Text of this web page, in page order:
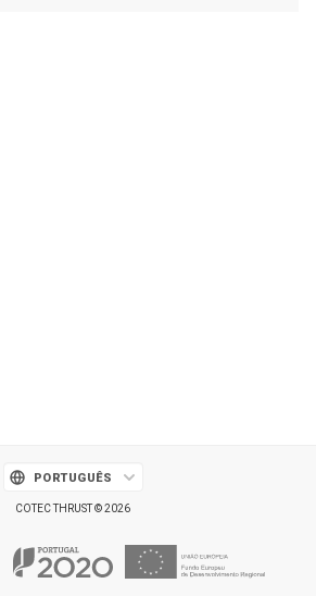
PORTUGUÊS
COTEC THRUST © 2026